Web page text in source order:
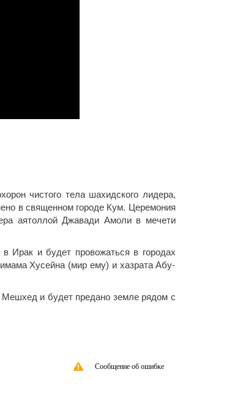
чистого тела шахидского лидера,
в священном городе Кум. Церемония
аятоллой Джавади Амоли в мечети
Ирак и будет провожаться в городах
Хусейна (мир ему) и хазрата Абу-
Мешхед и будет предано земле рядом с
Сообщение об ошибке